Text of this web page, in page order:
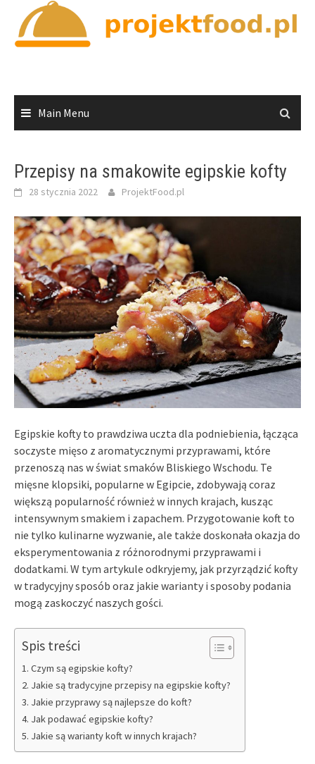
content
Main Menu
Przepisy na smakowite egipskie kofty
28 stycznia 2022 ProjektFood.pl
Egipskie kofty to prawdziwa uczta dla podniebienia, łącząca
soczyste mięso z aromatycznymi przyprawami, które
przenoszą nas w świat smaków Bliskiego Wschodu. Te
mięsne klopsiki, popularne w Egipcie, zdobywają coraz
większą popularność również w innych krajach, kusząc
intensywnym smakiem i zapachem. Przygotowanie koft to
nie tylko kulinarne wyzwanie, ale także doskonała okazja do
eksperymentowania z różnorodnymi przyprawami i
dodatkami. W tym artykule odkryjemy, jak przyrządzić kofty
w tradycyjny sposób oraz jakie warianty i sposoby podania
mogą zaskoczyć naszych gości.
Spis treści
Czym są egipskie kofty?
Jakie są tradycyjne przepisy na egipskie kofty?
Jakie przyprawy są najlepsze do koft?
Jak podawać egipskie kofty?
Jakie są warianty koft w innych krajach?